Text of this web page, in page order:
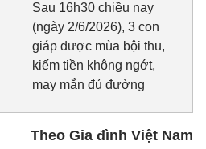
Sau 16h30 chiều nay
(ngày 2/6/2026), 3 con
giáp được mùa bội thu,
kiếm tiền không ngớt,
may mắn đủ đường
Theo Gia đình Việt Nam